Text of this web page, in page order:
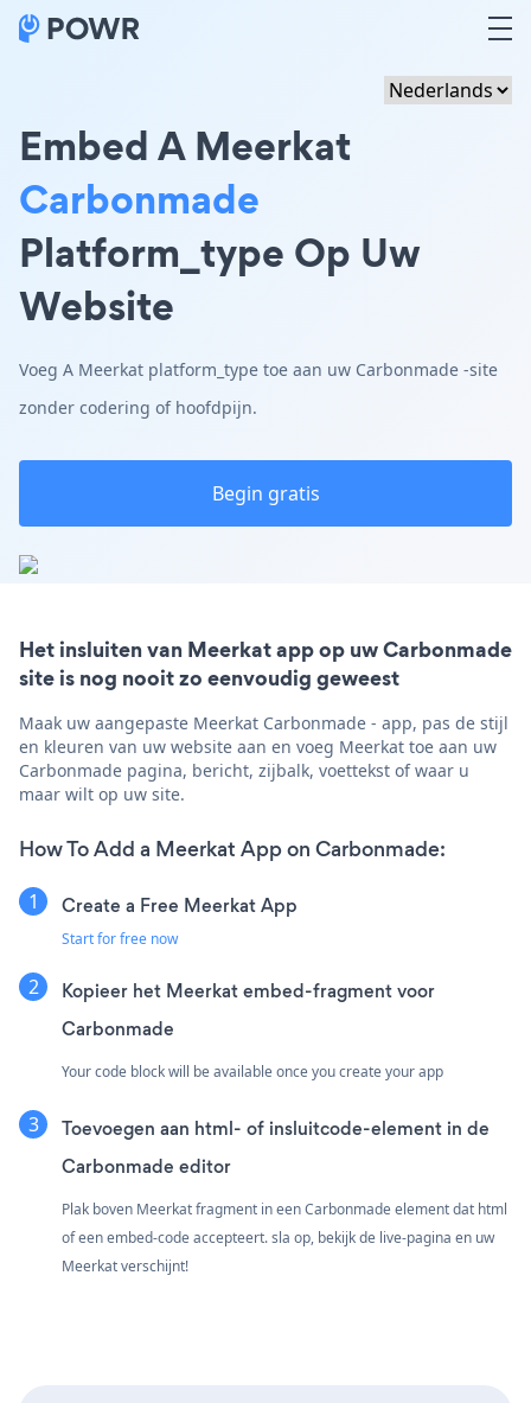
Embed A Meerkat
Carbonmade
Platform_type Op Uw
Website
Voeg A Meerkat platform_type toe aan uw Carbonmade -site
zonder codering of hoofdpijn.
Begin gratis
Het insluiten van Meerkat app op uw Carbonmade
site is nog nooit zo eenvoudig geweest
Maak uw aangepaste Meerkat Carbonmade - app, pas de stijl
en kleuren van uw website aan en voeg Meerkat toe aan uw
Carbonmade pagina, bericht, zijbalk, voettekst of waar u
maar wilt op uw site.
How To Add a Meerkat App on Carbonmade:
Create a Free Meerkat App
Start for free now
Kopieer het Meerkat embed-fragment voor
Carbonmade
Your code block will be available once you create your app
Toevoegen aan html- of insluitcode-element in de
Carbonmade editor
Plak boven Meerkat fragment in een Carbonmade element dat html
of een embed-code accepteert. sla op, bekijk de live-pagina en uw
Meerkat verschijnt!